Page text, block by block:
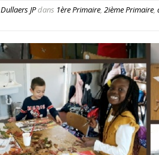
Dullaers JPdans 1ère Primaire, 2ième Primaire,